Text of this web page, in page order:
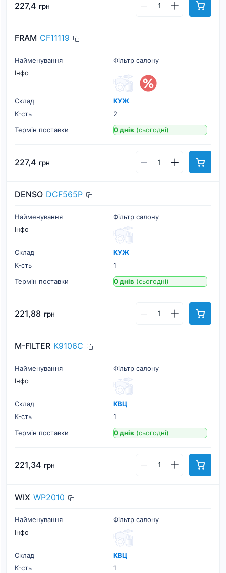
227,4 грн
FRAM CF11119
Найменування
Фільтр салону
Інфо
Склад
КУЖ
К-cть
2
Термін поставки
0 днів (сьогодні)
227,4 грн
DENSO DCF565P
Найменування
Фільтр салону
Інфо
Склад
КУЖ
К-cть
1
Термін поставки
0 днів (сьогодні)
221,88 грн
M-FILTER K9106C
Найменування
Фільтр салону
Інфо
Склад
КВЦ
К-cть
1
Термін поставки
0 днів (сьогодні)
221,34 грн
WIX WP2010
Найменування
Фільтр салону
Інфо
Склад
КВЦ
К-cть
1